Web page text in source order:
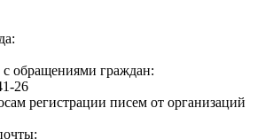
обращениями граждан:
26
регистрации писем от организаций